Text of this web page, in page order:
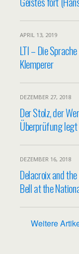
APRIL 13, 2019
LTI – Die
Klemperer
DEZEMBER 27, 2018
Der Stolz, der
Überprüfung
DEZEMBER 16, 2018
Delacroix and
Bell at the
Weitere